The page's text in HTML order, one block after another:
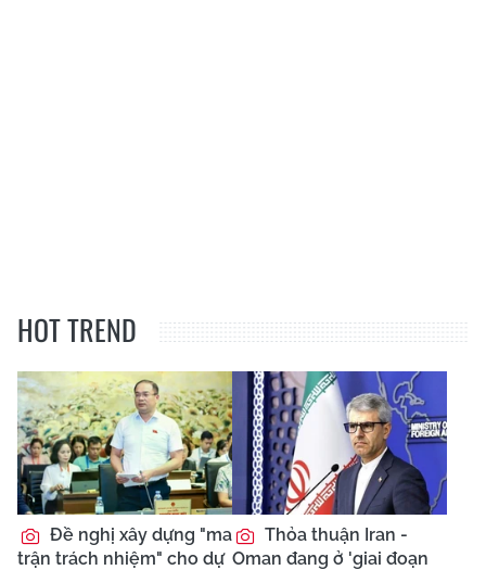
HOT TREND
Đề nghị xây dựng "ma
trận trách nhiệm" cho dự
Thỏa thuận Iran -
Oman đang ở 'giai đoạn